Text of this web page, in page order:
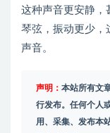
这种声音更安静，
琴弦，振动更少，
声音。
声明： 本站所有文
行发布。任何个人
用、采集、发布本